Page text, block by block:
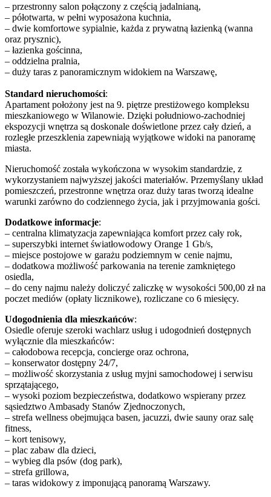
– przestronny salon połączony z częścią jadalnianą,
– półotwarta, w pełni wyposażona kuchnia,
– dwie komfortowe sypialnie, każda z prywatną łazienką (wanna
oraz prysznic),
– łazienka gościnna,
– oddzielna pralnia,
– duży taras z panoramicznym widokiem na Warszawę,
Standard nieruchomości:
Apartament położony jest na 9. piętrze prestiżowego kompleksu
mieszkaniowego w Wilanowie. Dzięki południowo-zachodniej
ekspozycji wnętrza są doskonale doświetlone przez cały dzień, a
rozległe przeszklenia zapewniają wyjątkowe widoki na panoramę
miasta.
Nieruchomość została wykończona w wysokim standardzie, z
wykorzystaniem najwyższej jakości materiałów. Przemyślany układ
pomieszczeń, przestronne wnętrza oraz duży taras tworzą idealne
warunki zarówno do codziennego życia, jak i przyjmowania gości.
Dodatkowe informacje:
– centralna klimatyzacja zapewniająca komfort przez cały rok,
– superszybki internet światłowodowy Orange 1 Gb/s,
– miejsce postojowe w garażu podziemnym w cenie najmu,
– dodatkowa możliwość parkowania na terenie zamkniętego
osiedla,
– do ceny najmu należy doliczyć zaliczkę w wysokości 500,00 zł na
poczet mediów (opłaty licznikowe), rozliczane co 6 miesięcy.
Udogodnienia dla mieszkańców:
Osiedle oferuje szeroki wachlarz usług i udogodnień dostępnych
wyłącznie dla mieszkańców:
– całodobowa recepcja, concierge oraz ochrona,
– konserwator dostępny 24/7,
– możliwość skorzystania z usług myjni samochodowej i serwisu
sprzątającego,
– wysoki poziom bezpieczeństwa, dodatkowo wspierany przez
sąsiedztwo Ambasady Stanów Zjednoczonych,
– strefa wellness obejmująca basen, jacuzzi, dwie sauny oraz salę
fitness,
– kort tenisowy,
– plac zabaw dla dzieci,
– wybieg dla psów (dog park),
– strefa grillowa,
– taras widokowy z imponującą panoramą Warszawy.